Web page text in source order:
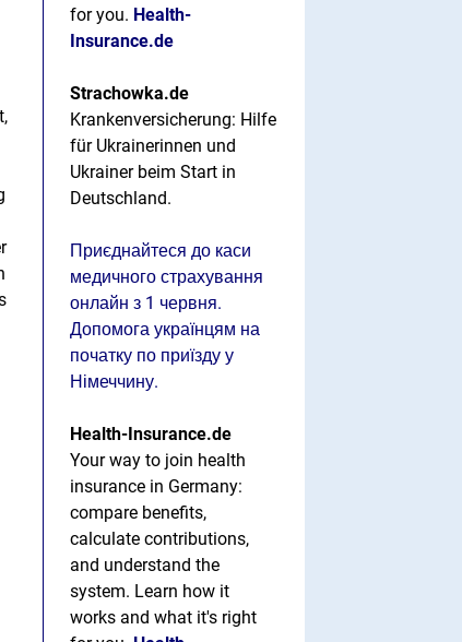
for you. Health-
Insurance.de
Strachowka.de
Krankenversicherung: Hilfe
für Ukrainerinnen und
Ukrainer beim Start in
Deutschland.
Приєднайтеся до каси
медичного страхування
онлайн з 1 червня.
Допомога українцям на
початку по приїзду у
Німеччину.
Health-Insurance.de
Your way to join health
insurance in Germany:
compare benefits,
calculate contributions,
and understand the
system. Learn how it
works and what it's right